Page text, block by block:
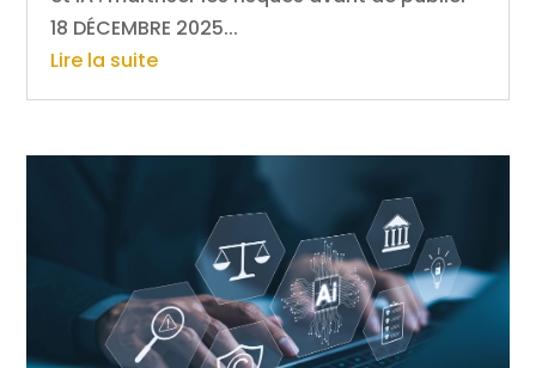
18 DÉCEMBRE 2025...
Lire la suite